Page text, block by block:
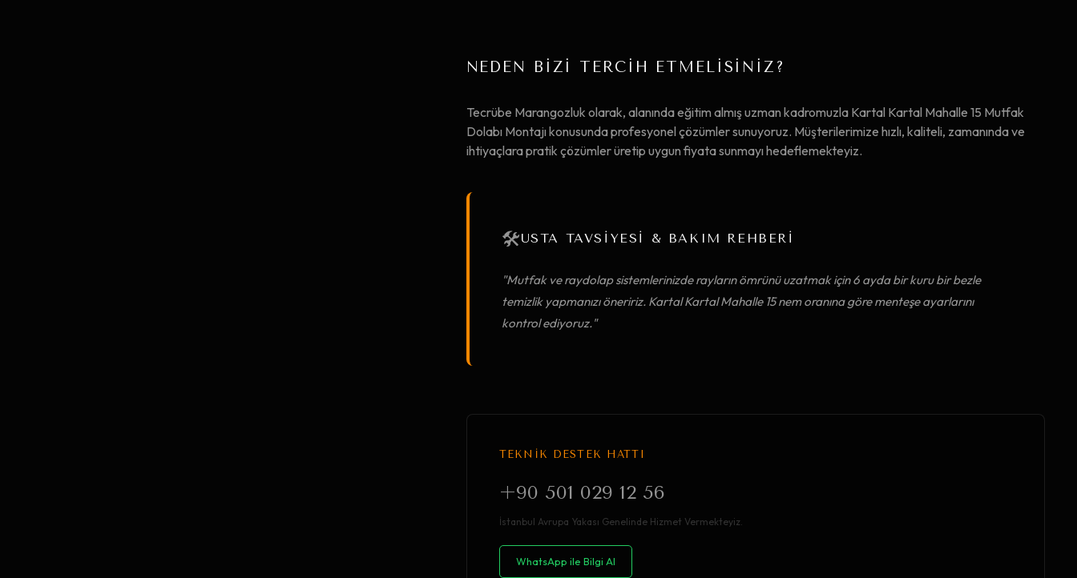
NEDEN BİZİ TERCİH ETMELİSİNİZ?
Tecrübe Marangozluk olarak, alanında eğitim almış uzman kadromuzla Kartal Kartal Mahalle 15 Mutfak
Dolabı Montajı konusunda profesyonel çözümler sunuyoruz. Müşterilerimize hızlı, kaliteli, zamanında ve
ihtiyaçlara pratik çözümler üretip uygun fiyata sunmayı hedeflemekteyiz.
🛠️USTA TAVSİYESİ & BAKIM REHBERİ
"Mutfak ve raydolap sistemlerinizde rayların ömrünü uzatmak için 6 ayda bir kuru bir bezle
temizlik yapmanızı öneririz. Kartal Kartal Mahalle 15 nem oranına göre menteşe ayarlarını
kontrol ediyoruz."
TEKNİK DESTEK HATTI
+90 501 029 12 56
İstanbul Avrupa Yakası Genelinde Hizmet Vermekteyiz.
WhatsApp ile Bilgi Al